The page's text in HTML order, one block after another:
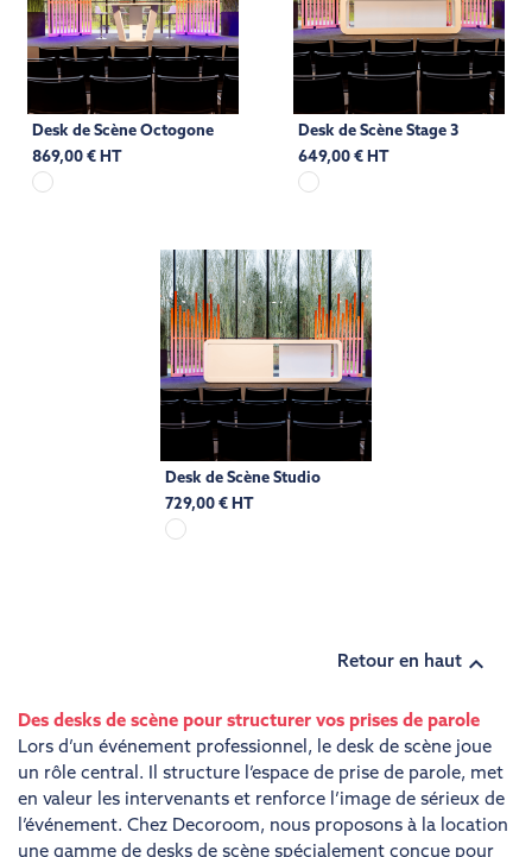
Desk de Scène Octogone
869,00 € HT
Desk de Scène Stage 3
649,00 € HT
Desk de Scène Studio
729,00 € HT
Retour en haut 
Des desks de scène pour structurer vos prises de parole
Lors d’un événement professionnel, le desk de scène joue
un rôle central. Il structure l’espace de prise de parole, met
en valeur les intervenants et renforce l’image de sérieux de
l’événement. Chez Decoroom, nous proposons à la location
une gamme de desks de scène spécialement conçue pour